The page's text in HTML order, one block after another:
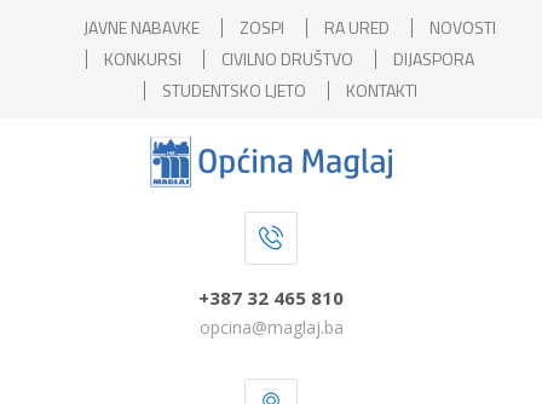
JAVNE NABAVKE ZOSPI RA URED
NOVOSTI
KONKURSI
CIVILNO DRUŠTVO
DIJASPORA
STUDENTSKO LJETO
KONTAKTI
+387 32 465 810
opcina@maglaj.ba